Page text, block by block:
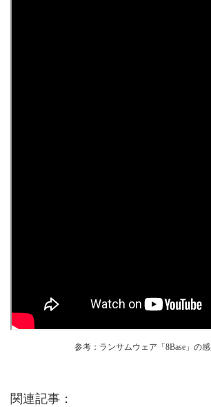
参考：ランサムウェア「8Base」の
関連記事：